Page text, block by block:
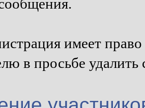
имеет
в просьбе